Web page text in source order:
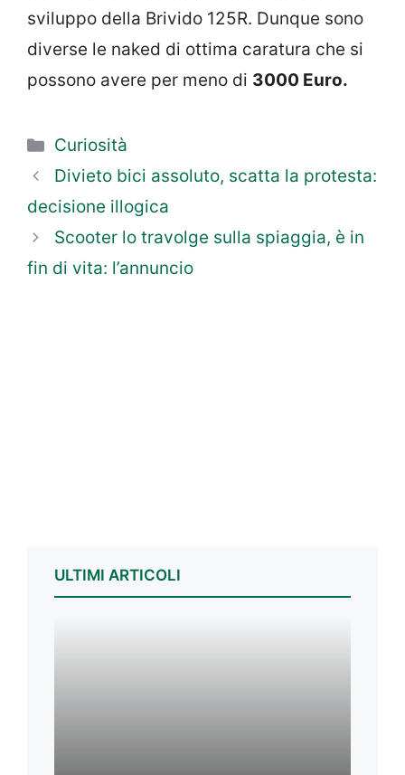
sviluppo della Brivido 125R. Dunque sono
diverse le naked di ottima caratura che si
possono avere per meno di 3000 Euro.
Categorie
Curiosità
Divieto bici assoluto, scatta la protesta:
decisione illogica
Scooter lo travolge sulla spiaggia, è in
fin di vita: l’annuncio
ULTIMI ARTICOLI